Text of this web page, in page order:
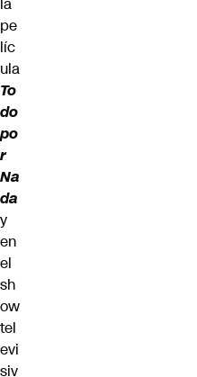
pe
líc
ula
To
do
po
r
Na
da
y
en
el
sh
ow
tel
evi
siv